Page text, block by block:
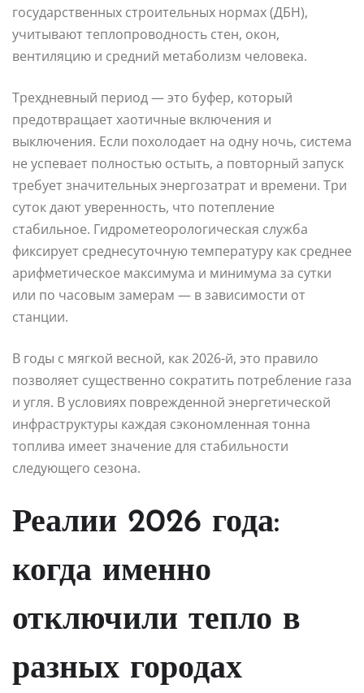
государственных строительных нормах (ДБН),
учитывают теплопроводность стен, окон,
вентиляцию и средний метаболизм человека.
Трехдневный период — это буфер, который
предотвращает хаотичные включения и
выключения. Если похолодает на одну ночь, система
не успевает полностью остыть, а повторный запуск
требует значительных энергозатрат и времени. Три
суток дают уверенность, что потепление
стабильное. Гидрометеорологическая служба
фиксирует среднесуточную температуру как среднее
арифметическое максимума и минимума за сутки
или по часовым замерам — в зависимости от
станции.
В годы с мягкой весной, как 2026-й, это правило
позволяет существенно сократить потребление газа
и угля. В условиях поврежденной энергетической
инфраструктуры каждая сэкономленная тонна
топлива имеет значение для стабильности
следующего сезона.
Реалии 2026 года:
когда именно
отключили тепло в
разных городах